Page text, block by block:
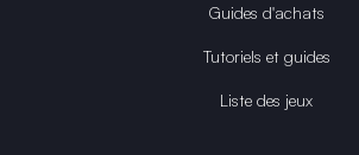
Guides d'achats
Tutoriels et guides
Liste des jeux